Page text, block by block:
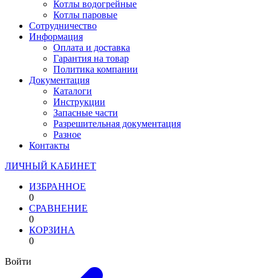
Котлы водогрейные
Котлы паровые
Сотрудничество
Информация
Оплата и доставка
Гарантия на товар
Политика компании
Документация
Каталоги
Инструкции
Запасные части
Разрешительная документация
Разное
Контакты
ЛИЧНЫЙ КАБИНЕТ
ИЗБРАННОЕ
0
СРАВНЕНИЕ
0
КОРЗИНА
0
Войти